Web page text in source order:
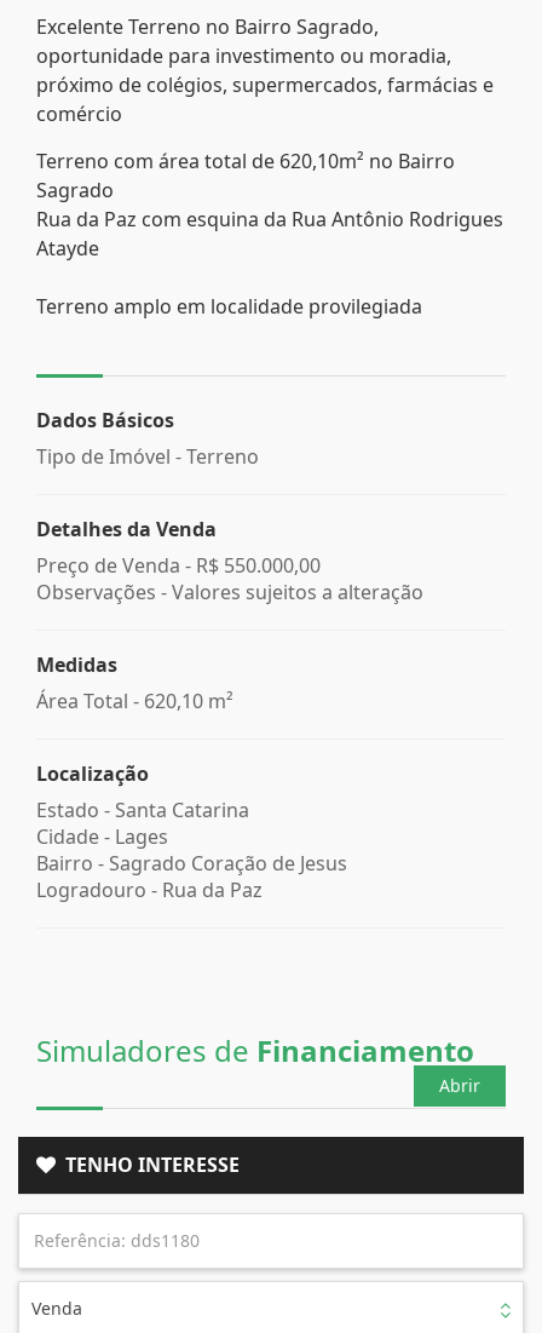
Excelente Terreno no Bairro Sagrado,
oportunidade para investimento ou moradia,
próximo de colégios, supermercados, farmácias e
comércio
Terreno com área total de 620,10m² no Bairro
Sagrado
Rua da Paz com esquina da Rua Antônio Rodrigues
Atayde
Terreno amplo em localidade provilegiada
Dados Básicos
Tipo de Imóvel - Terreno
Detalhes da Venda
Preço de Venda - R$ 550.000,00
Observações - Valores sujeitos a alteração
Medidas
Área Total - 620,10 m²
Localização
Estado - Santa Catarina
Cidade - Lages
Bairro - Sagrado Coração de Jesus
Logradouro - Rua da Paz
Simuladores de Financiamento
Abrir
TENHO INTERESSE
Venda